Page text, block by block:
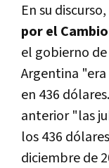
En su
por el
el gobierno
Argentina
en 436
anterior "las
los 436
diciembre de